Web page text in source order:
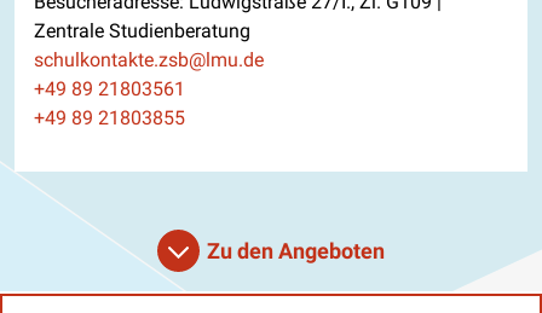
Zentrale Studienberatung
E-Mail
schulkontakte.zsb@lmu.de
Telefon
+49 89 21803561
Mobiltelefon
+49 89 21803855
Zu den Angeboten